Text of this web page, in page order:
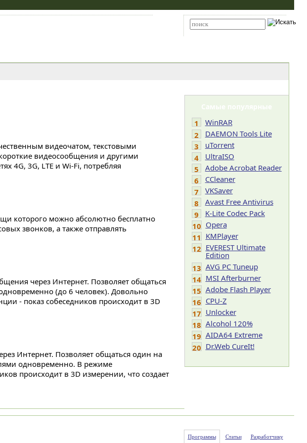
видеочатом, текстовыми
видеосообщения и другими
4G, 3G, LTE и Wi-Fi, потребляя
которого можно абсолютно бесплатно
звонков, а также отправлять
через Интернет. Позволяет общаться
(до 6 человек). Довольно
- показ собеседников происходит в 3D
Интернет. Позволяет общаться один на
одновременно. В режиме
происходит в 3D измерении, что создает
Самые популярные
1
WinRAR
2
DAEMON Tools Lite
3
uTorrent
4
UltraISO
5
Adobe Acrobat Reader
6
CCleaner
7
VKSaver
8
Avast Free Antivirus
9
K-Lite Codec Pack
10 Opera
11 KMPlayer
12 EVEREST Ultimate
Edition
13 AVG PC Tuneup
14 MSI Afterburner
15 Adobe Flash Player
16 CPU-Z
17 Unlocker
18 Alcohol 120%
19 AIDA64 Extreme
20 Dr.Web CureIt!
Программы Статьи Разработчику